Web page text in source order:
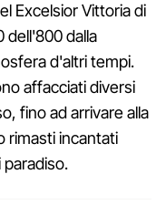
Excelsior Vittoria di
dell'800 dalla
d'altri tempi.
affacciati diversi
fino ad arrivare alla
rimasti incantati
paradiso.